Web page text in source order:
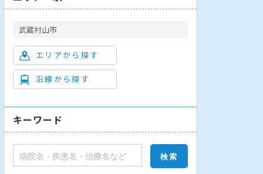
武蔵村山市
エリアから探す
沿線から探す
キーワード